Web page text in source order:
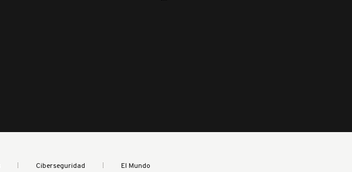
Ciberseguridad El Mundo